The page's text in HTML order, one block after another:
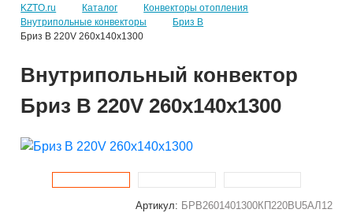
KZTO.ru Каталог
Конвекторы отопления
Внутрипольные конвекторы
Бриз В
Бриз В 220V 260x140x1300
Внутрипольный конвектор
Бриз В 220V 260x140x1300
Артикул: БРВ2601401300КП220ВU5АЛ12